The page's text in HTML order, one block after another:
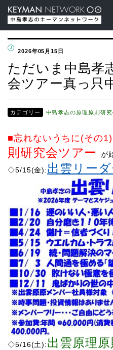
2026年05月15日
ただいま中島孝
会ツアー真っ只
カテゴリー 中島孝志の原理原則研究
■忘れないうちに(その1)
則研究会ツアーが
◇5/15(金):出雲リー
​◇5/16(土):出雲原理